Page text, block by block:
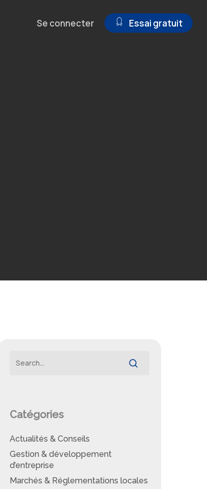
Se connecter Essai gratuit
Catégories
Actualités & Conseils
Gestion & développement
d’entreprise
Marchés & Réglementations locales